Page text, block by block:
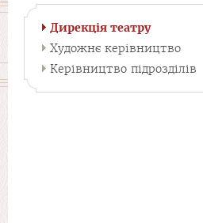
Дирекція театру
Художнє керівництво
Керівництво підрозділів